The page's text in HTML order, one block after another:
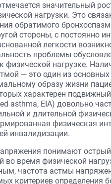
значительный
нагрузки. Это
обратимого
стороны, с постоянно
легкости
проблемы
физической нагрузке.
— это один из
образу жизни
характерен
asthma, EIA) довольно
и длительной
физическая
инвалидизации.
понимают
время физической
частота астмы
критериев определения